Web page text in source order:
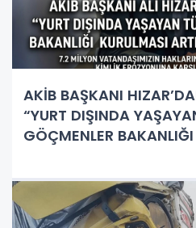
AKİB BAŞKANI
“YURT DIŞINDA
GÖÇMENLER